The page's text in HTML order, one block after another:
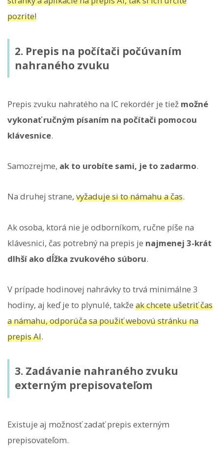
pozrite!
2. Prepis na počítači počúvaním
nahraného zvuku
Prepis zvuku nahratého na IC rekordér je tiež možné
vykonať ručným písaním na počítači pomocou
klávesnice.
Samozrejme, ak to urobíte sami, je to zadarmo.
Na druhej strane, vyžaduje si to námahu a čas.
Ak osoba, ktorá nie je odborníkom, ručne píše na
klávesnici, čas potrebný na prepis je najmenej 3-krát
dlhší ako dĺžka zvukového súboru.
V prípade hodinovej nahrávky to trvá minimálne 3
hodiny, aj keď je to plynulé, takže ak chcete ušetriť čas
a námahu, odporúča sa použiť webovú stránku na
prepis AI.
3. Zadávanie nahraného zvuku
externým prepisovateľom
Existuje aj možnosť zadať prepis externým
prepisovateľom.